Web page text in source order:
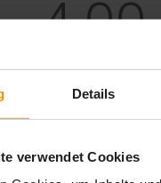
Details
verwendet Cookies
4,00
1 Bewertung